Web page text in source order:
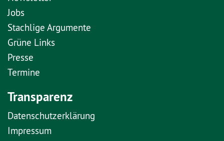
Jobs
Stachlige Argumente
Grüne Links
Presse
Termine
Transparenz
Datenschutzerklärung
Impressum